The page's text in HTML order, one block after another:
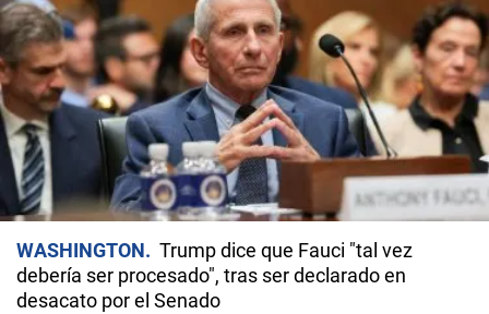
WASHINGTON
Trump dice que Fauci "tal vez
debería ser procesado", tras ser declarado en
desacato por el Senado